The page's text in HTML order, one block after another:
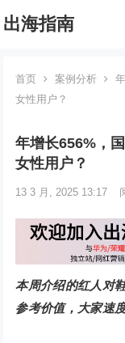
出海指南
首页 案例分析
女性用户？
年增长656%，
女性用户？
13 3 月, 2025 13:17
本周介绍的红人对
参考价值，大家速